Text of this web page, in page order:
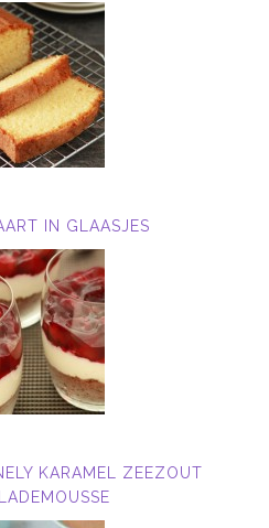
IN GLAASJES
KARAMEL ZEEZOUT